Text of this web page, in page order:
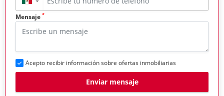
▼
Mensaje *
Acepto recibir información sobre ofertas inmobiliarias
Enviar mensaje